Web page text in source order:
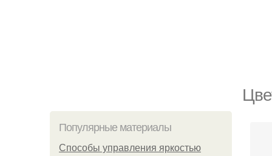
Популярные материалы
Способы управления яркостью